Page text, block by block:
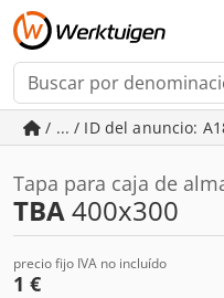
/ ... / ID del anuncio:
Tapa para caja de
TBA400x300
precio fijo IVA no incluído
1 €